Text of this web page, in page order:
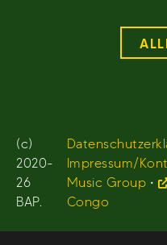
(c)
2020-
26
BAP.
Impressum/
Music Group •
Congo